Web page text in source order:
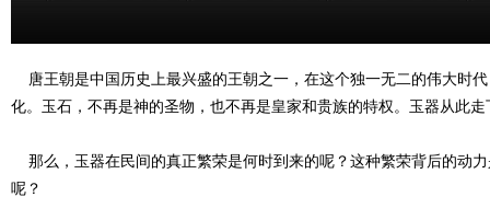
唐王朝是中国历史上最兴盛的王朝之一，在这个独一无二的伟大时
化。玉石，不再是神的圣物，也不再是皇家和贵族的特权。玉器从
那么，玉器在民间的真正繁荣是何时到来的呢？这种繁荣背后的动
呢？